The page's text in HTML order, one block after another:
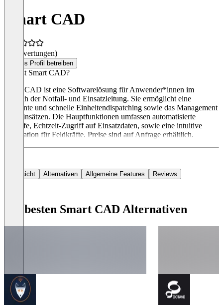
Smart CAD
(0 Bewertungen)
Dieses Profil betreiben
Was ist Smart CAD?
Smart CAD ist eine Softwarelösung für Anwender*innen im
Bereich der Notfall- und Einsatzleitung. Sie ermöglicht eine
effiziente und schnelle Einheitendispatching sowie das Management
von Einsätzen. Die Hauptfunktionen umfassen automatisierte
Abläufe, Echtzeit-Zugriff auf Einsatzdaten, sowie eine intuitive
Navigation für Feldkräfte. Preise sind auf Anfrage erhältlich.
Übersicht Alternativen Allgemeine Features Reviews
Die besten Smart CAD Alternativen